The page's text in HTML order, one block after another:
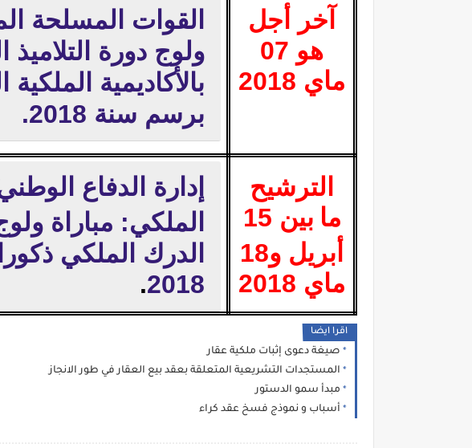
آخر أجل
هو 07
ماي 2018
القوات المسلحة
ولوج دورة التلاميذ
بالأكاديمية
برسم سنة 2018.
الترشيح
ما
بين 15
أبريل و18
ماي 2018
إدارة الدفاع
الملكي: مباراة
الدرك الملكي
2018
.
اقرا ايضا
صيغة دعوى إثبات ملكية عقار
المستجدات التشريعية المتعلقة بعقد بيع العقار في طور الانجاز
مبدأ سمو الدستور
أسباب و نموذج فسخ عقد كراء